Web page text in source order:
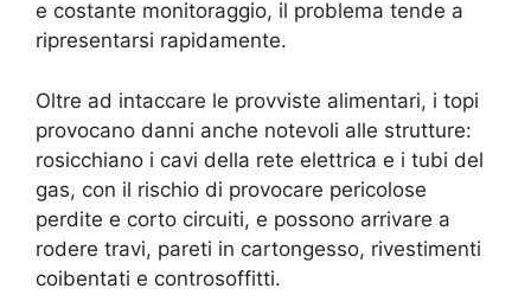
e costante monitoraggio, il problema tende a
ripresentarsi rapidamente.
Oltre ad intaccare le provviste alimentari, i topi
provocano danni anche notevoli alle strutture:
rosicchiano i cavi della rete elettrica e i tubi del
gas, con il rischio di provocare pericolose
perdite e corto circuiti, e possono arrivare a
rodere travi, pareti in cartongesso, rivestimenti
coibentati e controsoffitti.